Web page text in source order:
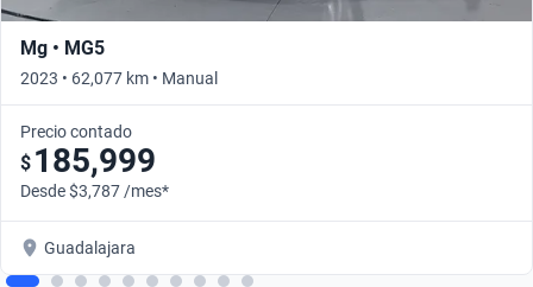
Mg • MG5
2023 • 62,077 km • Manual
Precio contado
$ 185,999
Desde $3,787 /mes*
Guadalajara